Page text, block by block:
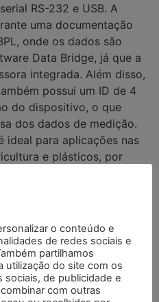
RS-232 e USB. A
uma documentação
onde os dados são
Data Bridge, já que a
integrada. Além disso,
possui um ID de 4
do dispositivo, o que
dos dados de medição.
ideal para aplicações nas
e plásticos, por
precisos mesmo com
o conteúdo e
de redes sociais e
partilhamos
utilização do site com os
de publicidade e
com outras